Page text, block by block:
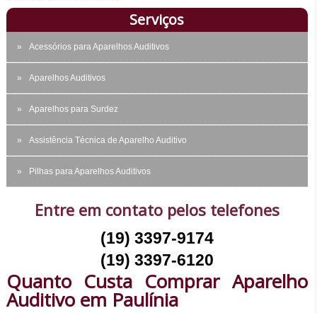
Serviços
Acessórios para Aparelhos Auditivos
Aparelhos Auditivos
Aparelhos para Surdez
Assistência Técnica de Aparelho Auditivo
Pilhas para Aparelhos Auditivos
Entre em contato pelos telefones
(19) 3397-9174
(19) 3397-6120
Quanto Custa Comprar Aparelho
Auditivo em Paulínia